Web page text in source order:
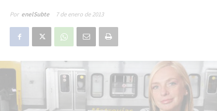
Por enelSubte 7 de enero de 2013